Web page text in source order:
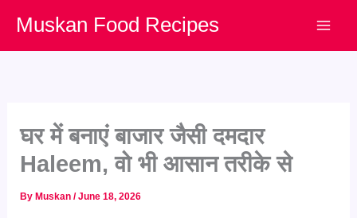
content
Muskan Food Recipes
घर में बनाएं बाजार जैसी दमदार
Haleem, वो भी आसान तरीके से
By Muskan/June 18, 2026